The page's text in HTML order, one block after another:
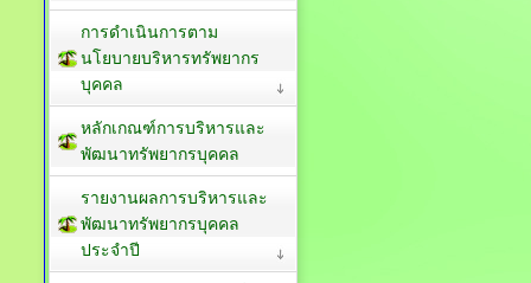
การดำเนินการตาม
นโยบายบริหารทรัพยากร
บุคคล
หลักเกณฑ์การบริหารและ
พัฒนาทรัพยากรบุคคล
รายงานผลการบริหารและ
พัฒนาทรัพยากรบุคคล
ประจำปี